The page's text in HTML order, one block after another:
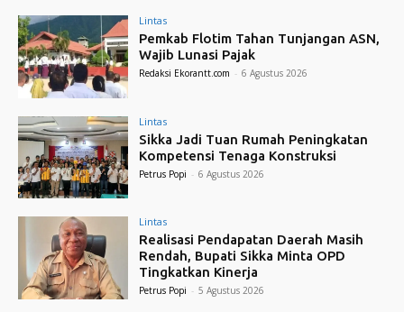
Lintas
Pemkab Flotim Tahan Tunjangan ASN,
Wajib Lunasi Pajak
Redaksi Ekorantt.com - 6 Agustus 2026
Lintas
Sikka Jadi Tuan Rumah Peningkatan
Kompetensi Tenaga Konstruksi
Petrus Popi - 6 Agustus 2026
Lintas
Realisasi Pendapatan Daerah Masih
Rendah, Bupati Sikka Minta OPD
Tingkatkan Kinerja
Petrus Popi - 5 Agustus 2026